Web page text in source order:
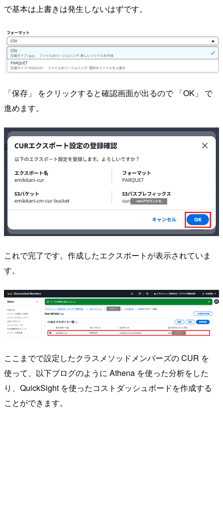
で基本は上書きは発生しないはずです。
「保存」 をクリックすると確認画面が出るので 「OK」 で
進めます。
これで完了です。作成したエクスポートが表示されていま
す。
ここまでで設定したクラスメソッドメンバーズの CUR を
使って、以下ブログのように Athena を使った分析をした
り、QuickSight を使ったコストダッシュボードを作成する
ことができます。